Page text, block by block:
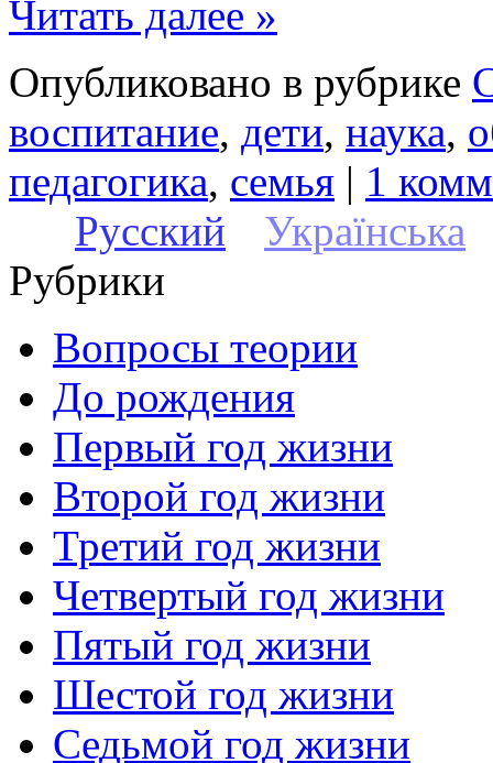
Читать далее »
Опубликовано в рубрике
воспитание, дети, наука,
педагогика, семья | 1
Русский
Українська
Рубрики
Вопросы теории
До рождения
Первый год жизни
Второй год жизни
Третий год жизни
Четвертый год жизни
Пятый год жизни
Шестой год жизни
Седьмой год жизни